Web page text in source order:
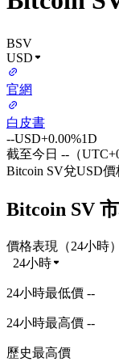
BSV
USD
官網
白皮書
--USD+0.00%1D
截至今日 --（
Bitcoin SV兌USD價
Bitcoin SV
價格表現（24小時）
24小時
24小時最低價 --
24小時最高價 --
歷史最高價